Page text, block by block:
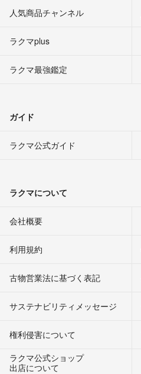
人気商品チャンネル
ラクマplus
ラクマ最強鑑定
ガイド
ラクマ公式ガイド
ラクマについて
会社概要
利用規約
古物営業法に基づく表記
サステナビリティメッセージ
権利侵害について
ラクマ公式ショップ
出店について